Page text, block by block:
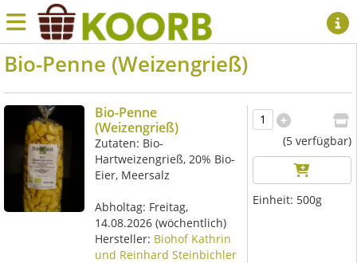
Bio-Penne (Weizengrieß)
Bio-Penne
(Weizengrieß)
Zutaten: Bio-
Hartweizengrieß, 20% Bio-
Eier, Meersalz
Abholtag: Freitag,
14.08.2026(wöchentlich)
Hersteller: Biohof Kathrin
und Reinhard Steinbichler
(5 verfügbar)
Einheit: 500g